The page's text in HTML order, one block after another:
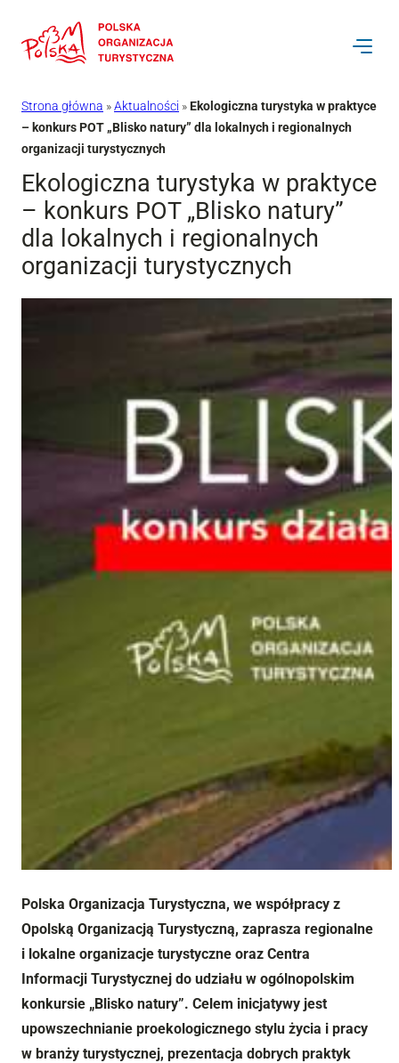
do
Strona główna »Aktualności »Ekologiczna turystyka w praktyce
– konkurs POT „Blisko natury” dla lokalnych i regionalnych
organizacji turystycznych
Ekologiczna turystyka w praktyce
– konkurs POT „Blisko natury”
dla lokalnych i regionalnych
organizacji turystycznych
Polska Organizacja Turystyczna, we współpracy z
Opolską Organizacją Turystyczną, zaprasza regionalne
i lokalne organizacje turystyczne oraz Centra
Informacji Turystycznej do udziału w ogólnopolskim
konkursie „Blisko natury”. Celem inicjatywy jest
upowszechnianie proekologicznego stylu życia i pracy
w branży turystycznej, prezentacja dobrych praktyk